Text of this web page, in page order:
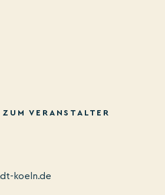
VERANSTALTER
koeln.de